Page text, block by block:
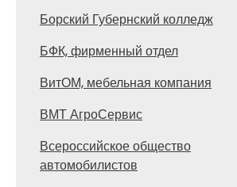
Борский Губернский колледж
БФК, фирменный отдел
ВитОМ, мебельная компания
ВМТ АгроСервис
Всероссийское общество
автомобилистов